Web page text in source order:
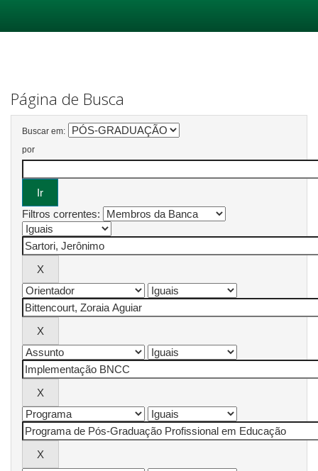
Página de Busca
Buscar em:
por
Filtros correntes: